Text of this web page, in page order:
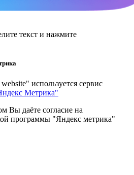
текст и нажмите
используется сервис
Метрика"
Вы даёте согласие на
программы "Яндекс метрика"